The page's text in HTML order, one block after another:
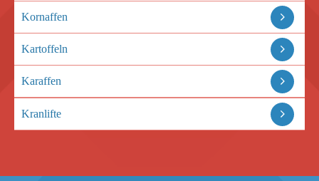
Kornaffen
Kartoffeln
Karaffen
Kranlifte